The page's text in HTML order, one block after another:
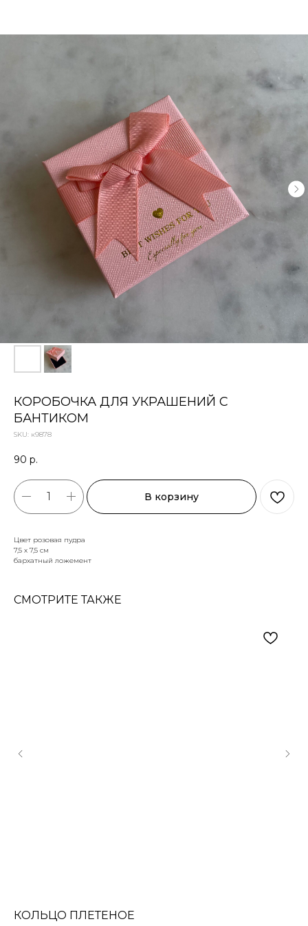
КОРОБОЧКА ДЛЯ УКРАШЕНИЙ С
БАНТИКОМ
SKU: к9878
90 р.
В корзину
Цвет розовая пудра
7,5 х 7,5 см
бархатный ложемент
СМОТРИТЕ ТАКЖЕ
КОЛЬЦО ПЛЕТЕНОЕ